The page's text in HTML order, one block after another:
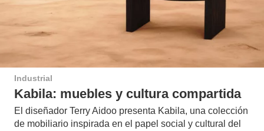
Industrial
Kabila: muebles y cultura compartida
El diseñador Terry Aidoo presenta Kabila, una colección
de mobiliario inspirada en el papel social y cultural del